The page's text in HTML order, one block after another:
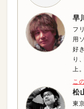
早
フ
用
好
り
上。
こ
松
東